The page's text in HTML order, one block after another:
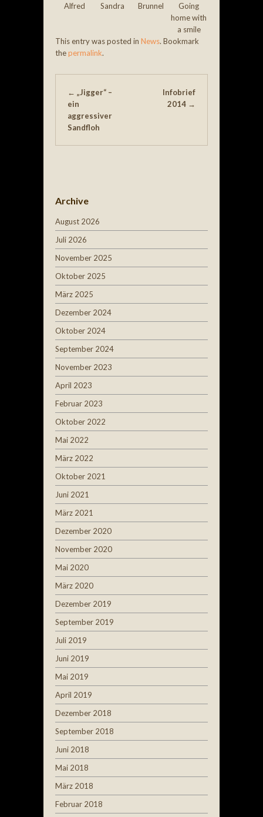
Alfred Sandra Brunnel
Going
home with
a smile
This entry was posted in News. Bookmark
thepermalink.
← „Jigger“ –
ein
aggressiver
Sandfloh
Infobrief
2014 →
Archive
August 2026
Juli 2026
November 2025
Oktober 2025
März 2025
Dezember 2024
Oktober 2024
September 2024
November 2023
April 2023
Februar 2023
Oktober 2022
Mai 2022
März 2022
Oktober 2021
Juni 2021
März 2021
Dezember 2020
November 2020
Mai 2020
März 2020
Dezember 2019
September 2019
Juli 2019
Juni 2019
Mai 2019
April 2019
Dezember 2018
September 2018
Juni 2018
Mai 2018
März 2018
Februar 2018